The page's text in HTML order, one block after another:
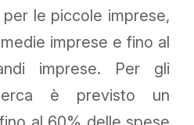
le piccole imprese,
imprese e fino al
imprese. Per gli
è previsto un